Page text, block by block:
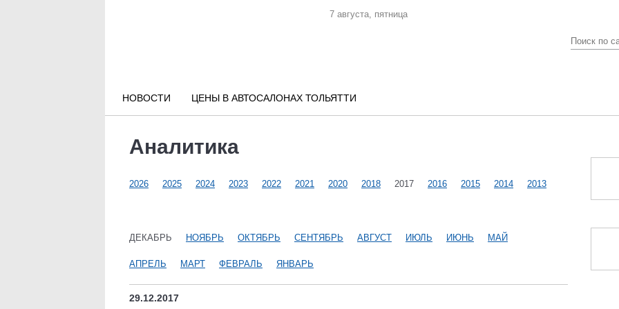
7 августа, пятница
НОВОСТИ ЦЕНЫ В АВТОСАЛОНАХ ТОЛЬЯТТИ
Аналитика
2026 2025 2024 2023 2022 2021 2020 2018 2017 2016 2015 2014 2013
ДЕКАБРЬ НОЯБРЬ ОКТЯБРЬ СЕНТЯБРЬ АВГУСТ ИЮЛЬ ИЮНЬ МАЙ
АПРЕЛЬ МАРТ ФЕВРАЛЬ ЯНВАРЬ
29.12.2017